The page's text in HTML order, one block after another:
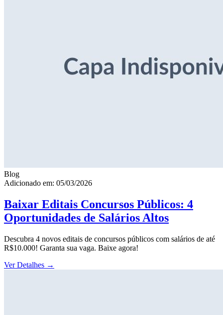
Blog
Adicionado em: 05/03/2026
Baixar Editais Concursos Públicos: 4
Oportunidades de Salários Altos
Descubra 4 novos editais de concursos públicos com salários de até
R$10.000! Garanta sua vaga. Baixe agora!
Ver Detalhes →